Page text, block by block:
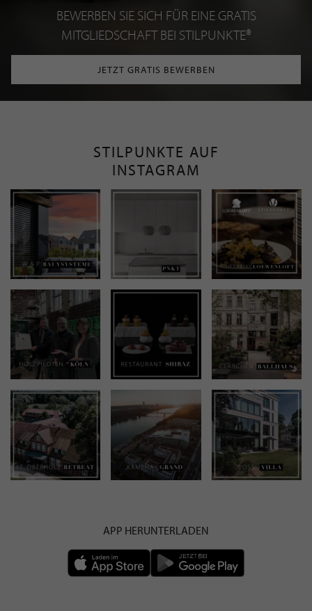
BEWERBEN SIE SICH FÜR EINE GRATIS
MITGLIEDSCHAFT BEI STILPUNKTE®
JETZT GRATIS BEWERBEN
STILPUNKTE AUF
INSTAGRAM
APP HERUNTERLADEN